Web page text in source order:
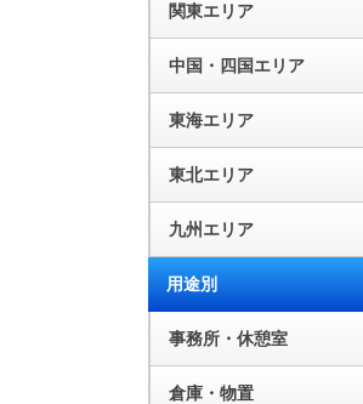
関東エリア
中国・四国エリア
東海エリア
東北エリア
九州エリア
用途別
事務所・休憩室
倉庫・物置